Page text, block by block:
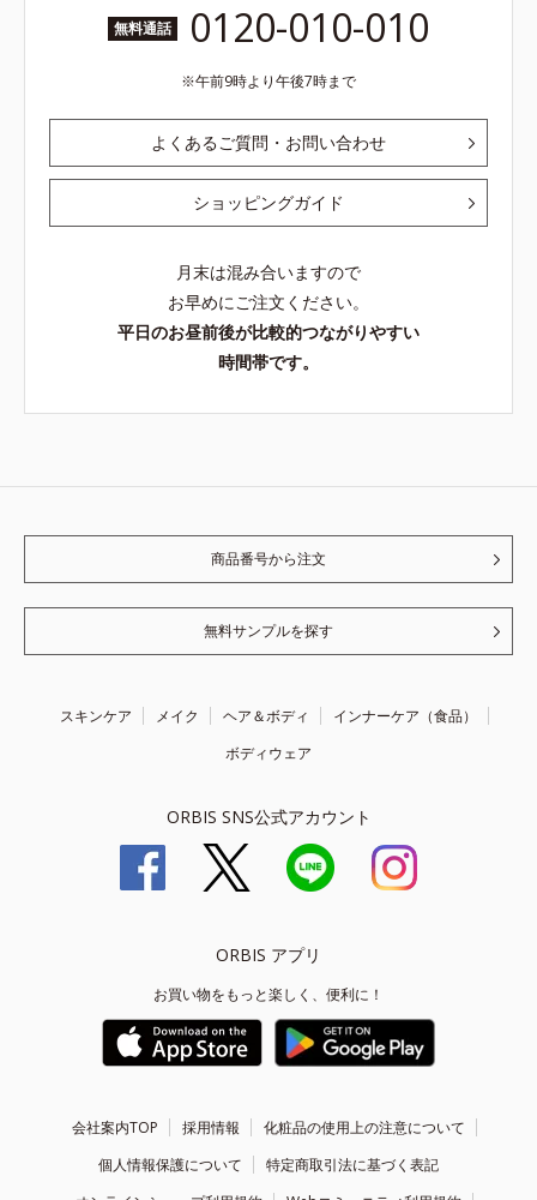
無料通話 0120-010-010
午前9時より午後7時まで
よくあるご質問・お問い合わせ
ショッピングガイド
月末は混み合いますので
お早めにご注文ください。
平日のお昼前後が比較的つながりやすい
時間帯です。
商品番号から注文
無料サンプルを探す
スキンケア メイク ヘア＆ボディ
インナーケア（食品）
ボディウェア
ORBIS SNS公式アカウント
ORBIS アプリ
お買い物をもっと楽しく、便利に！
会社案内TOP 採用情報
化粧品の使用上の注意について
個人情報保護について
特定商取引法に基づく表記